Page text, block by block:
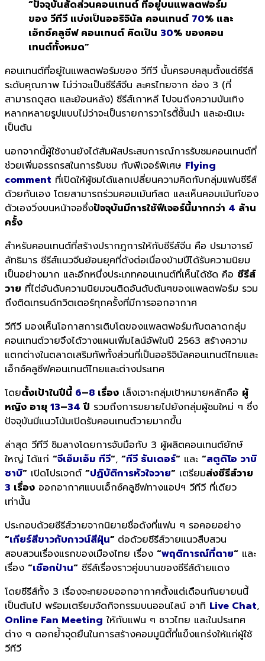
“ปัจจุบันสัดส่วนคอนเทนต์ ที่อยู่บนแพลตฟอร์ม
ของ วีทีวี แบ่งเป็นออริจินัล คอนเทนต์ 70% และ
เอ็กซ์คลูซีฟ คอนเทนต์ คิดเป็น 30% ของคอน
เทนต์ทั้งหมด”
คอนเทนต์ที่อยู่ในแพลตฟอร์มของ วีทีวี นั้นครอบคลุมตั้งแต่ซีรีส์
ระดับคุณภาพ ไม่ว่าจะเป็นซีรีส์จีน ละครไทยจาก ช่อง 3 (ที่
สามารถดูสด และย้อนหลัง) ซีรีส์เกาหลี ไปจนถึงความบันเทิง
หลากหลายรูปแบบไม่ว่าจะเป็นรายการวาไรตี้ชั้นนำ และอะนิเมะ
เป็นต้น
นอกจากนี้ผู้ใช้งานยังได้สัมผัสประสบการณ์การรับชมคอนเทนต์ที่
ช่วยเพิ่มอรรถรสในการรับชม กับฟีเจอร์พิเศษ Flying
comment ที่เปิดให้ผู้ชมได้แลกเปลี่ยนความคิดกับกลุ่มแฟนซีรีส์
ด้วยกันเอง โดยสามารถร่วมคอมเม้นท์สด และเห็นคอมเม้นท์ของ
ตัวเองวิ่งบนหน้าจอซึ่งปัจจุบันมีการใช้ฟีเจอร์นี้มากกว่า 4 ล้าน
ครั้ง
สำหรับคอนเทนต์ที่สร้างปรากฎการให้กับซีรีส์จีน คือ ปรมาจารย์
ลัทธิมาร ซีรีส์แนวจีนย้อนยุคที่ดังต่อเนื่องข้ามปีได้รับความนิยม
เป็นอย่างมาก และอีกหนึ่งประเภทคอนเทนต์ที่เห็นได้ชัด คือ ซีรีส์
วาย ที่ไต่อันดับความนิยมจนติดอันดับต้นๆของแพลตฟอร์ม รวม
ถึงติดเทรนด์ทวิตเตอร์ทุกครั้งที่มีการออกอากาศ
วีทีวี มองเห็นโอกาสการเติบโตของแพลตฟอร์มกับตลาดกลุ่ม
คอนเทนต์วายจึงได้วางแผนเพิ่มไลน์อัพในปี 2563 สร้างความ
แตกต่างในตลาดเสริมทัพทั้งส่วนที่เป็นออริจินัลคอนเทนต์ไทยและ
เอ็กซ์คลูซีฟคอนเทนต์ไทยและต่างประเทศ
โดยตั้งเป้าในปีนี้ 6–8 เรื่อง เล็งเจาะกลุ่มเป้าหมายหลักคือ ผู้
หญิง อายุ 13–34 ปี รวมถึงการขยายไปยังกลุ่มผู้ชมใหม่ ๆ ซึ่ง
ปัจจุบันมีแนวโน้มเปิดรับคอนเทนต์วายมากขึ้น
ล่าสุด วีทีวี ชิมลางโดยการจับมือกับ 3 ผู้ผลิตคอนเทนต์ยักษ์
ใหญ่ ได้แก่ “จีเอ็มเอ็ม ทีวี“, “ทีวี ธันเดอร์“ และ “สตูดิโอ วาบิ
ซาบิ“ เปิดโปรเจกต์ “ปฏิบัติการหัวใจวาย“ เตรียมส่งซีรีส์วาย
3 เรื่อง ออกอากาศแบบเอ็กซ์คลูซีฟทางแอปฯ วีทีวี ที่เดียว
เท่านั้น
ประกอบด้วยซีรีส์วายจากนิยายชื่อดังที่แฟน ๆ รอคอยอย่าง
“เกียร์สีขาวกับกาวน์สีฝุ่น” ต่อด้วยซีรีส์วายแนวสืบสวน
สอบสวนเรื่องแรกของเมืองไทย เรื่อง “พฤติการณ์ที่ตาย“ และ
เรื่อง “เชือกป่าน“ ซีรีส์เรื่องราวคู่ขนานของซีรีส์ด้ายแดง
โดยซีรีส์ทั้ง 3 เรื่องจะทยอยออกอากาศตั้งแต่เดือนกันยายนนี้
เป็นต้นไป พร้อมเตรียมจัดกิจกรรมบนออนไลน์ อาทิ Live Chat,
Online Fan Meeting ให้กับแฟน ๆ ชาวไทย และในประเทศ
ต่าง ๆ ตอกย้ำจุดยืนในการสร้างคอมมูนิตี้ที่แข็งแกร่งให้แก่ผู้ใช้
วีทีวี